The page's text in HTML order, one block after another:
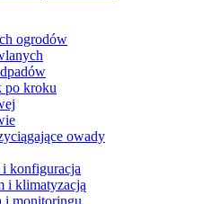
ogrodów
po kroku
owady
i konfiguracja
i klimatyzacją